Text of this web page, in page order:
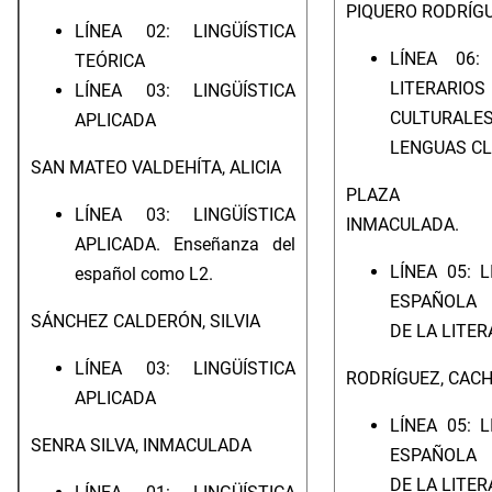
LÍNEA 02: LINGÜÍSTICA
TEÓRICA
LÍNEA 03: LINGÜÍSTICA
APLICADA
SAN MATEO VALDEHÍTA, ALICIA
LÍNEA 03: LINGÜÍSTICA
APLICADA. Enseñanza del
español como L2.
SÁNCHEZ CALDERÓN, SILVIA
LÍNEA 03: LINGÜÍSTICA
APLICADA
SENRA SILVA, INMACULADA
PIQUERO
LÍNEA 06:
LENGUAS
PLAZA
INMACULADA.
LÍNEA 05:
DE LA
RODRÍGUEZ,
LÍNEA 05:
DE LA